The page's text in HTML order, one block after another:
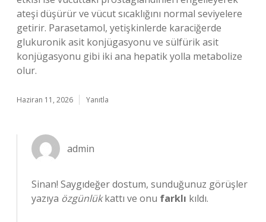
ateşi düşürür ve vücut sıcaklığını normal seviyelere
getirir. Parasetamol, yetişkinlerde karaciğerde
glukuronik asit konjügasyonu ve sülfürik asit
konjügasyonu gibi iki ana hepatik yolla metabolize
olur.
Haziran 11, 2026 Yanıtla
admin
Sinan! Saygıdeğer dostum, sunduğunuz görüşler
yazıya özgünlükkattı ve onu farklı kıldı.